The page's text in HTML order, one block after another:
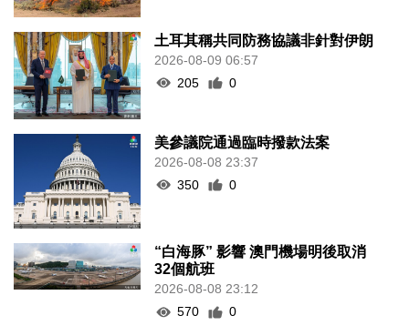
土耳其稱共同防務協議非針對伊朗
2026-08-09 06:57
205
0
美參議院通過臨時撥款法案
2026-08-08 23:37
350
0
“白海豚” 影響 澳門機場明後取消
32個航班
2026-08-08 23:12
570
0